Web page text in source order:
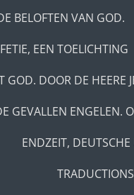
BELOFTEN VAN GOD.
EEN TOELICHTING
GOD. DOOR DE HEERE
GEVALLEN ENGELEN.
ENDZEIT,